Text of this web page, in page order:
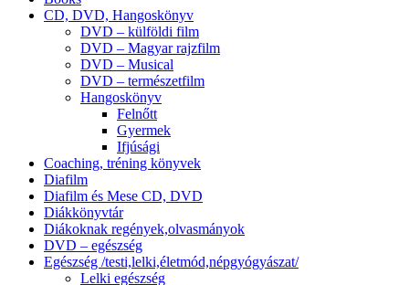
CD, DVD, Hangoskönyv
DVD – külföldi film
DVD – Magyar rajzfilm
DVD – Musical
DVD – természetfilm
Hangoskönyv
Felnőtt
Gyermek
Ifjúsági
Coaching, tréning könyvek
Diafilm
Diafilm és Mese CD, DVD
Diákkönyvtár
Diákoknak regények,olvasmányok
DVD – egészség
Egészség /testi,lelki,életmód,népgyógyászat/
Lelki egészség